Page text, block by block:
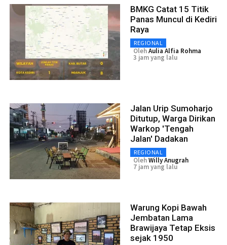
BMKG Catat 15 Titik
Panas Muncul di Kediri
Raya
REGIONAL
OlehAulia Alfia Rohma
3 jam yang lalu
Jalan Urip Sumoharjo
Ditutup, Warga Dirikan
Warkop 'Tengah
Jalan' Dadakan
REGIONAL
OlehWilly Anugrah
7 jam yang lalu
Warung Kopi Bawah
Jembatan Lama
Brawijaya Tetap Eksis
sejak 1950